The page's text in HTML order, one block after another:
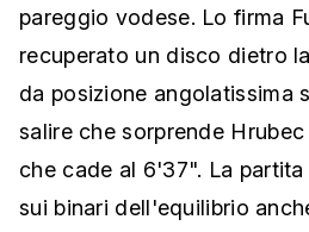
pareggio vodese. Lo firma
recuperato un disco dietro
da posizione angolatissima
salire che sorprende
che cade al 6'37". La
sui binari dell'equilibrio